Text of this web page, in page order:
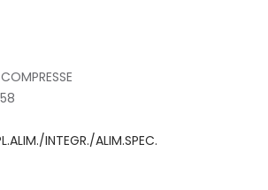
INTEGR./ALIM.SPEC.